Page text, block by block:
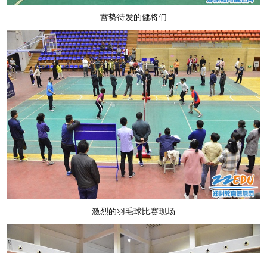
蓄势待发的健将们
激烈的羽毛球比赛现场